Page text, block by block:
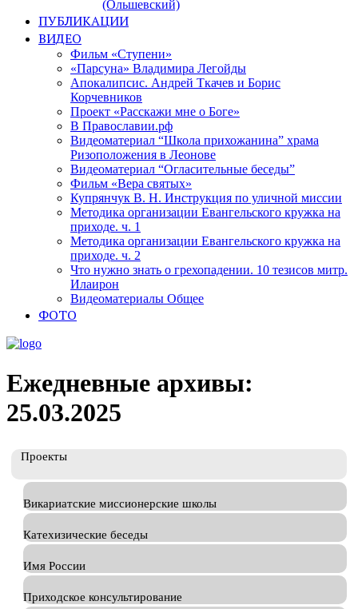
(Ольшевский)
ПУБЛИКАЦИИ
ВИДЕО
Фильм «Ступени»
«Парсуна» Владимира Легойды
Апокалипсис. Андрей Ткачев и Борис
Корчевников
Проект «Расскажи мне о Боге»
В Православии.рф
Видеоматериал “Школа прихожанина” храма
Ризоположения в Леонове
Видеоматериал “Огласительные беседы”
Фильм «Вера святых»
Купрянчук В. Н. Инструкция по уличной миссии
Методика организации Евангельского кружка на
приходе. ч. 1
Методика организации Евангельского кружка на
приходе. ч. 2
Что нужно знать о грехопадении. 10 тезисов митр.
Илаирон
Видеоматериалы Общее
ФОТО
Ежедневные архивы:
25.03.2025
Проекты
Викариатские миссионерские школы
Катехизические беседы
Имя России
Приходское консультирование